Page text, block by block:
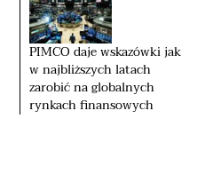
PIMCO daje wskazówki jak
w najbliższych latach
zarobić na globalnych
rynkach finansowych